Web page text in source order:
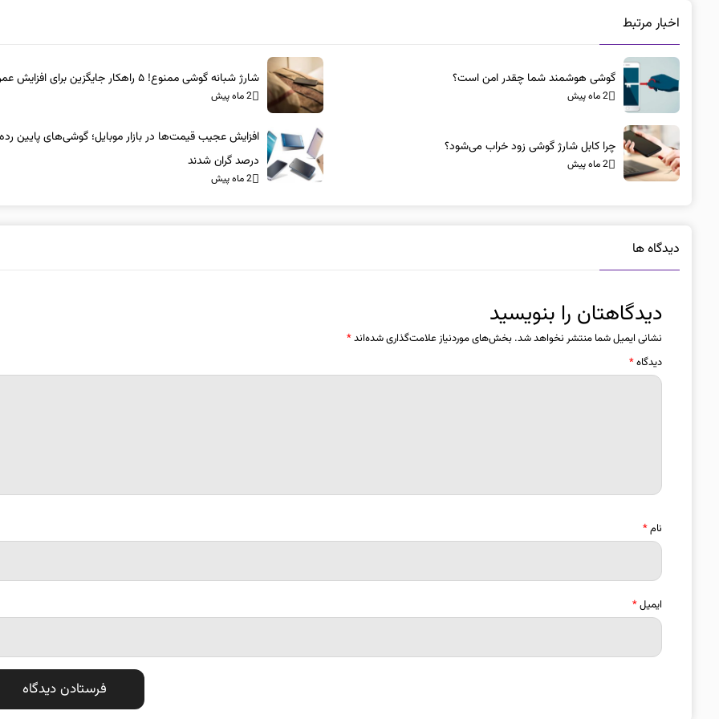
اخبار مرتبط
گوشی هوشمند شما چقدر امن است؟
2 ماه پیش
شارژ شبانه گوشی ممنوع! ۵ راهکار جایگزین برای افزایش عمر باتری
2 ماه پیش
چرا کابل شارژ گوشی زود خراب می‌شود؟
2 ماه پیش
درصد گران شدند
2 ماه پیش
دیدگاه ها
دیدگاهتان را بنویسید
نشانی ایمیل شما منتشر نخواهد شد. بخش‌های موردنیاز علامت‌گذاری شده‌اند*
دیدگاه*
نام*
ایمیل*